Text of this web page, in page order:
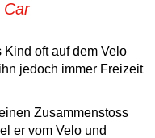
Car
oft auf dem Velo
jedoch immer Freizeit
Zusammenstoss
er vom Velo und